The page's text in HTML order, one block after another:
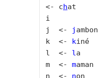
<- chat
i
j  <-
j ambon
k  <- kiné
l  <- la
m  <- maman
n  <- non